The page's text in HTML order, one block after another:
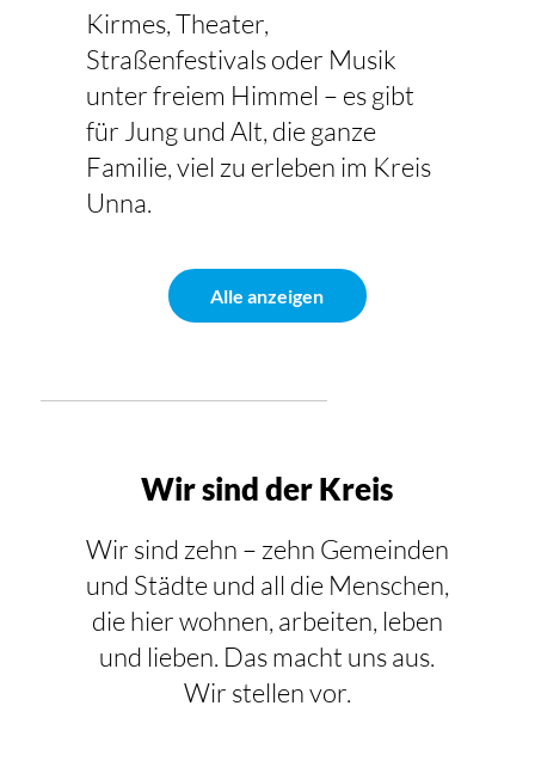
Kirmes, Theater,
Straßenfestivals oder Musik
unter freiem Himmel – es gibt
für Jung und Alt, die ganze
Familie, viel zu erleben im Kreis
Unna.
Alle anzeigen
Wir sind der Kreis
Wir sind zehn – zehn Gemeinden
und Städte und all die Menschen,
die hier wohnen, arbeiten, leben
und lieben. Das macht uns aus.
Wir stellen vor.